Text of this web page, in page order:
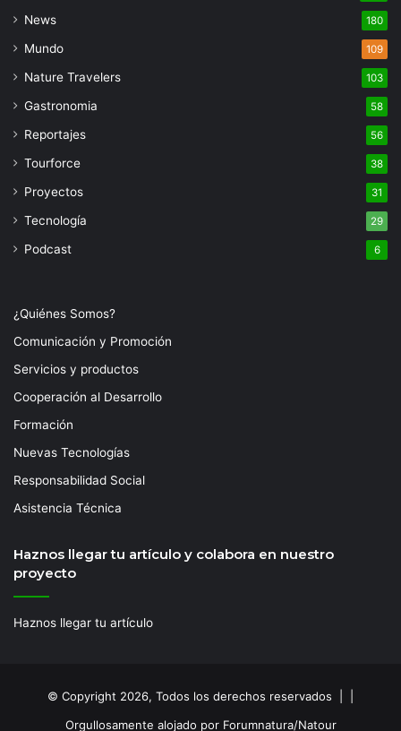
News 180
Mundo 109
Nature Travelers 103
Gastronomia 58
Reportajes 56
Tourforce 38
Proyectos 31
Tecnología 29
Podcast 6
¿Quiénes Somos?
Comunicación y Promoción
Servicios y productos
Cooperación al Desarrollo
Formación
Nuevas Tecnologías
Responsabilidad Social
Asistencia Técnica
Haznos llegar tu artículo y colabora en nuestro
proyecto
Haznos llegar tu artículo
© Copyright 2026, Todos los derechos reservados | |
Orgullosamente alojado por Forumnatura/Natour